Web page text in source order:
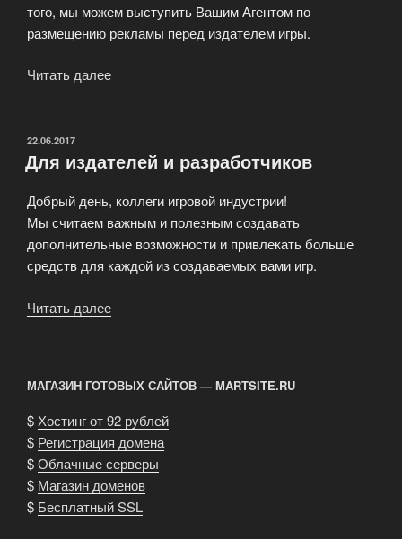
того, мы можем выступить Вашим Агентом по
размещению рекламы перед издателем игры.
Читать далее
ОПУБЛИКОВАНО
22.06.2017
Для издателей и разработчиков
Добрый день, коллеги игровой индустрии!
Мы считаем важным и полезным создавать
дополнительные возможности и привлекать больше
средств для каждой из создаваемых вами игр.
Читать далее
МАГАЗИН ГОТОВЫХ САЙТОВ — MARTSITE.RU
$ Хостинг от 92 рублей
$ Регистрация домена
$Облачные серверы
$ Магазин доменов
$ Бесплатный SSL